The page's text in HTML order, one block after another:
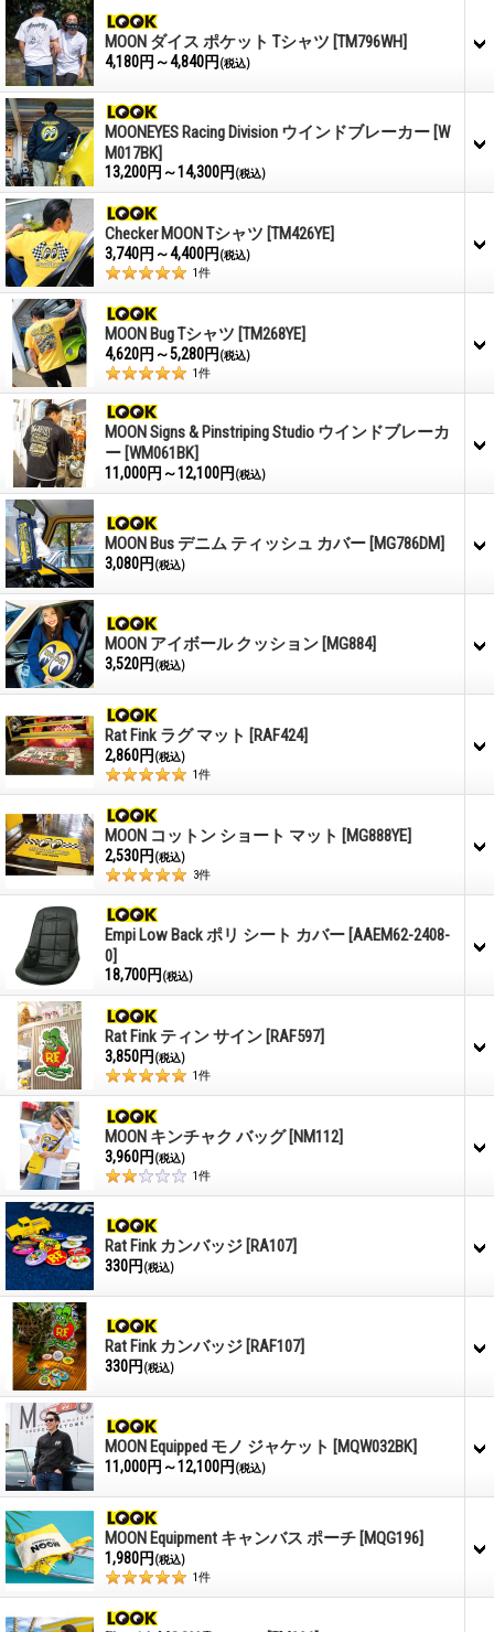
MOON ダイス ポケット Tシャツ [TM796WH]
4,180円～4,840円 (税込)
MOONEYES Racing Division ウインドブレーカー [W
M017BK]
13,200円～14,300円 (税込)
Checker MOON Tシャツ [TM426YE]
3,740円～4,400円 (税込)
1件
MOON Bug Tシャツ [TM268YE]
4,620円～5,280円 (税込)
1件
MOON Signs & Pinstriping Studio ウインドブレーカ
ー [WM061BK]
11,000円～12,100円 (税込)
MOON Bus デニム ティッシュ カバー [MG786DM]
3,080円 (税込)
MOON アイボール クッション [MG884]
3,520円 (税込)
Rat Fink ラグ マット [RAF424]
2,860円 (税込)
1件
MOON コットン ショート マット [MG888YE]
2,530円 (税込)
3件
Empi Low Back ポリ シート カバー [AAEM62-2408-
0]
18,700円 (税込)
Rat Fink ティン サイン [RAF597]
3,850円 (税込)
1件
MOON キンチャク バッグ [NM112]
3,960円 (税込)
1件
Rat Fink カンバッジ [RA107]
330円 (税込)
Rat Fink カンバッジ [RAF107]
330円 (税込)
MOON Equipped モノ ジャケット [MQW032BK]
11,000円～12,100円 (税込)
MOON Equipment キャンバス ポーチ [MQG196]
1,980円 (税込)
1件